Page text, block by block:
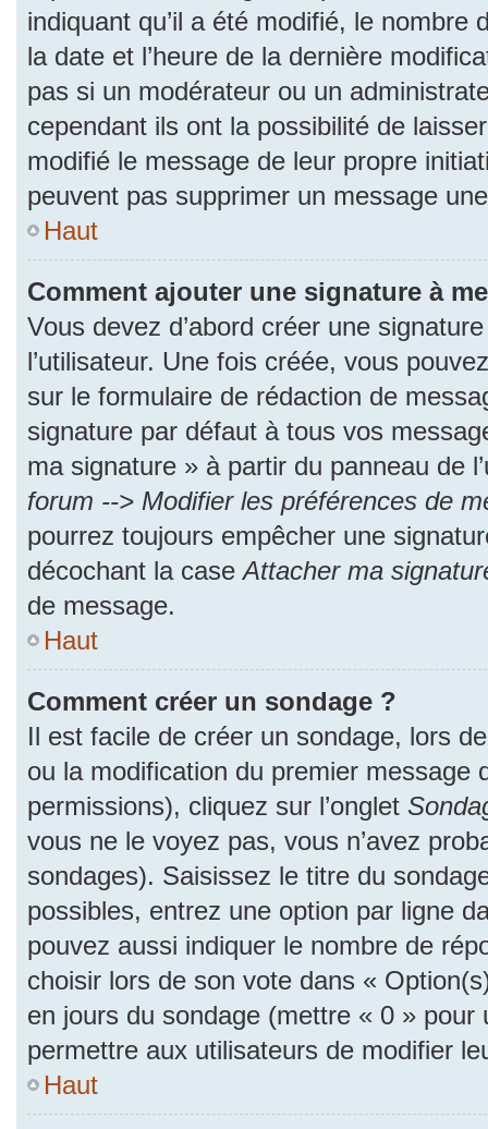
indiquant qu’il a été modifié, le nombre
la date et l’heure de la dernière
pas si un modérateur ou un
cependant ils ont la possibilité de
modifié le message de leur propre
peuvent pas supprimer un message
Haut
Comment ajouter une signature à
Vous devez d’abord créer une
l’utilisateur. Une fois créée, vous
sur le formulaire de rédaction de
signature par défaut à tous vos
ma signature » à partir du panneau de
forum --> Modifier les préférences de
pourrez toujours empêcher une
décochant la caseAttacher ma
de message.
Haut
Comment créer un sondage ?
Il est facile de créer un sondage, lors
ou la modification du premier message
permissions), cliquez sur l’onglet
vous ne le voyez pas, vous n’avez
sondages). Saisissez le titre du
possibles, entrez une option par ligne
pouvez aussi indiquer le nombre de
choisir lors de son vote dans «
en jours du sondage (mettre « 0 » pour
permettre aux utilisateurs de modifier
Haut